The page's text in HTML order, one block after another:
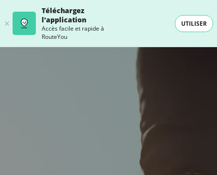
Téléchargez
l'application
Accès facile et rapide à
RouteYou
UTILISER